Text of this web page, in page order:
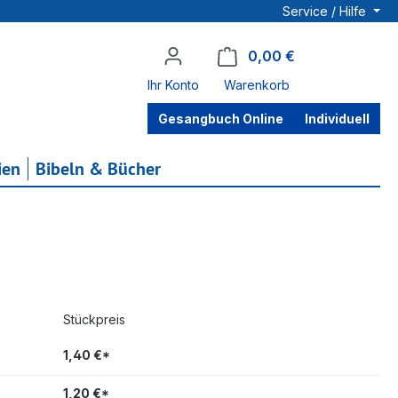
Service / Hilfe
Ihr Konto
0,00 €
Warenkorb
Gesangbuch Online Individuell
Bibeln & Bücher
Stückpreis
1,40 €*
1,20 €*